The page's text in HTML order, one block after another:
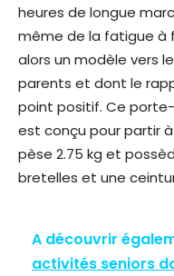
heures de longue
même de la fatigue à
alors un modèle vers
parents et dont le
point positif. Ce
est conçu pour partir
pèse 2.75 kg et
bretelles et une
A découvrir
activités seniors